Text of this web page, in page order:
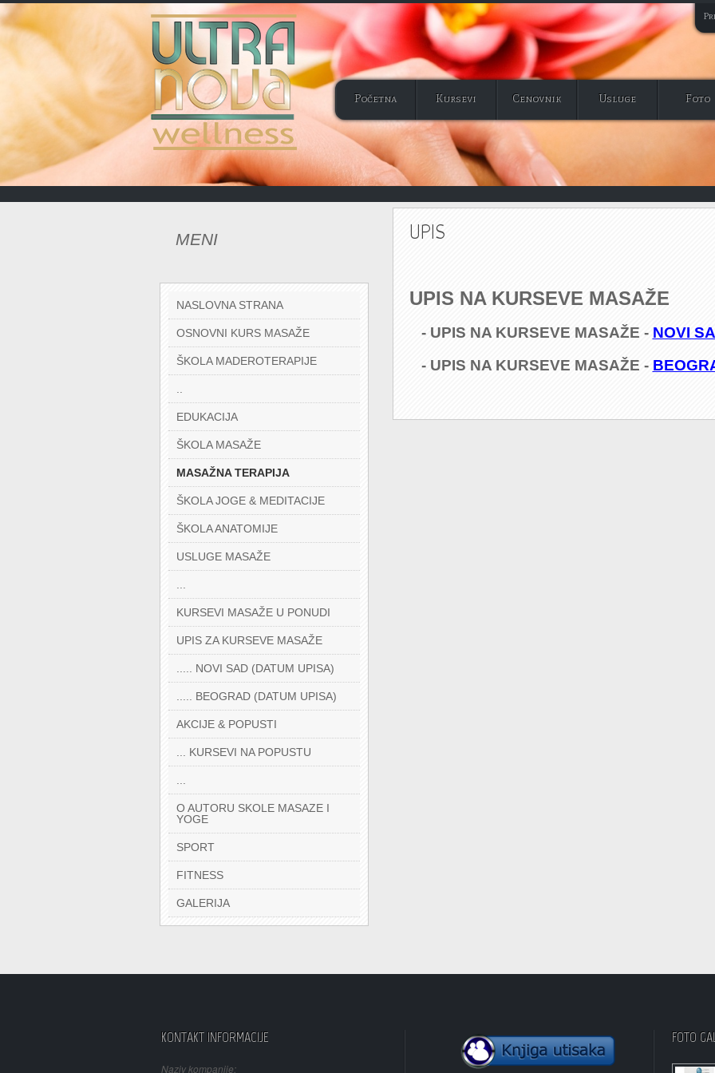
Početna Kursevi Cenovnik Usluge Foto
MENI
NASLOVNA STRANA
OSNOVNI KURS MASAŽE
ŠKOLA MADEROTERAPIJE
EDUKACIJA
ŠKOLA MASAŽE
MASAŽNA TERAPIJA
ŠKOLA JOGE & MEDITACIJE
ŠKOLA ANATOMIJE
USLUGE MASAŽE
KURSEVI MASAŽE U PONUDI
UPIS ZA KURSEVE MASAŽE
..... NOVI SAD (DATUM UPISA)
..... BEOGRAD (DATUM UPISA)
AKCIJE & POPUSTI
... KURSEVI NA POPUSTU
O AUTORU SKOLE MASAZE I
YOGE
SPORT
FITNESS
GALERIJA
UPIS
UPIS NA KURSEVE MASAŽE
- UPIS NA KURSEVE MASAŽE - NOVI
- UPIS NA KURSEVE MASAŽE -
KONTAKT INFORMACIJE
Naziv kompanije:
FOTO